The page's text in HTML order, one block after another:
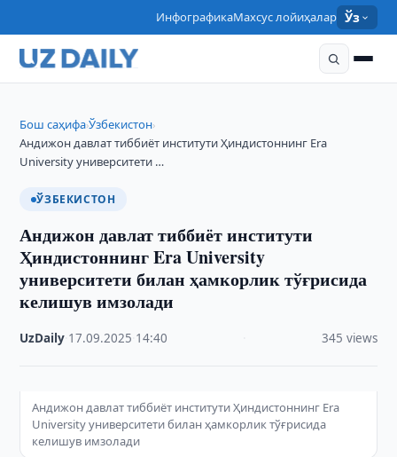
ИнфографикаМахсус лойиҳалар Ўз
Бош саҳифа›Ўзбекистон›
Андижон давлат тиббиёт институти Ҳиндистоннинг Era
University университети …
ЎЗБЕКИСТОН
Андижон давлат тиббиёт институти
Ҳиндистоннинг Era University
университети билан ҳамкорлик тўғрисида
келишув имзолади
UzDaily 17.09.2025 14:40 345 views
Андижон давлат тиббиёт институти Ҳиндистоннинг Era
University университети билан ҳамкорлик тўғрисида
келишув имзолади